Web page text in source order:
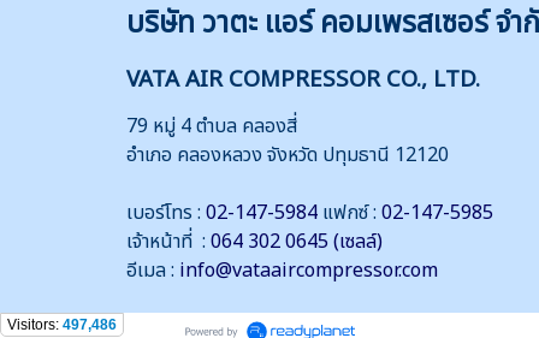
บริษัท วาตะ แอร์ คอมเพรสเซอร์ จำ
VATA AIR COMPRESSOR CO., LTD.
79 หมู่ 4 ตำบล คลองสี่
อำเภอ คลองหลวง จังหวัด ปทุมธานี 12120
เบอร์โทร : 02-147-5984 แฟกซ์ : 02-147-5985
เจ้าหน้าที่ : 064 302 0645 (เซลล์)
อีเมล : info@vataaircompressor.com
Visitors: 497,486